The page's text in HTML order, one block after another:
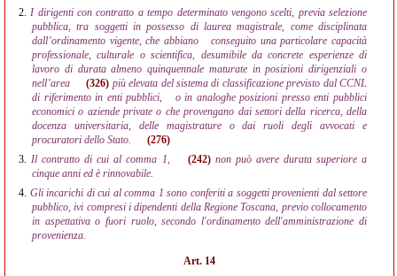
2.I dirigenti con contratto a tempo determinato vengono scelti, previa selezione
pubblica, tra soggetti in possesso di laurea magistrale, come disciplinata
dall’ordinamento vigente, che abbiano
conseguito una particolare capacità
professionale, culturale o scientifica, desumibile da concrete esperienze di
lavoro di durata almeno quinquennale maturate in posizioni dirigenziali o
nell’area
(326) più elevata del sistema di classificazione previsto dal CCNL
di riferimento in enti pubblici,
o in analoghe posizioni presso enti pubblici
economici o aziende private o che provengano dai settori della ricerca, della
docenza universitaria, delle magistrature o dai ruoli degli avvocati e
procuratori dello Stato.
(276)
3.Il contratto di cui al comma 1, (242)non può avere durata superiore a
cinque anni ed è rinnovabile.
4. Gli incarichi di cui al comma 1 sono conferiti a soggetti provenienti dal settore
pubblico, ivi compresi i dipendenti della Regione Toscana, previo collocamento
in aspettativa o fuori ruolo, secondo l'ordinamento dell'amministrazione di
provenienza.
Art. 14